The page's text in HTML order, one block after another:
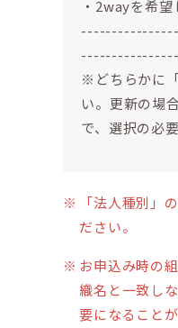
・2wayを希望
----------------
※どちらかに
い。更新の場
で、選択の必
「法人種別」
ださい。
お申込み時の
織名と一致し
要になること